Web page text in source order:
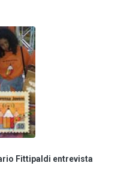
Fittipaldi entrevista